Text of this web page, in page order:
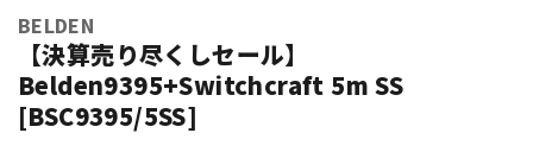
エレキギター
BELDEN
【決算売り尽くしセール】
Belden9395+Switchcraft 5m SS
[BSC9395/5SS]